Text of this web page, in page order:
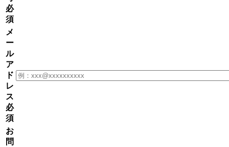
必
須
メ
ー
ル
ア
ド
レ
ス
必
須
お
問